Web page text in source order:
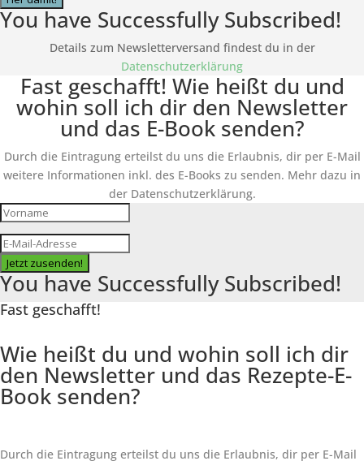
You have Successfully Subscribed!
Details zum Newsletterversand findest du in der
Datenschutzerklärung
Fast geschafft! Wie heißt du und
wohin soll ich dir den Newsletter
und das E-Book senden?
Durch die Eintragung erteilst du uns die Erlaubnis, dir per E-Mail
weitere Informationen inkl. des E-Books zu senden. Mehr dazu in
der Datenschutzerklärung.
Jetzt zusenden!
You have Successfully Subscribed!
Fast geschafft!
Wie heißt du und wohin soll ich dir
den Newsletter und das Rezepte-E-
Book senden?
Durch die Eintragung erteilst du uns die Erlaubnis, dir per E-Mail